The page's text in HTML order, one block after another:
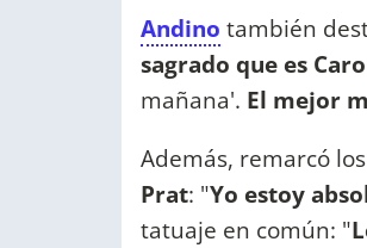
Andino también
sagrado que es
mañana'. El mejor
Además, remarcó
Prat: "Yo estoy
tatuaje en común: "